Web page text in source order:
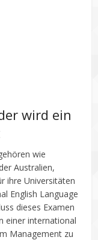
wird ein
wie
Australien,
ihre Universitäten
English Language
dieses Examen
einer international
Management zu